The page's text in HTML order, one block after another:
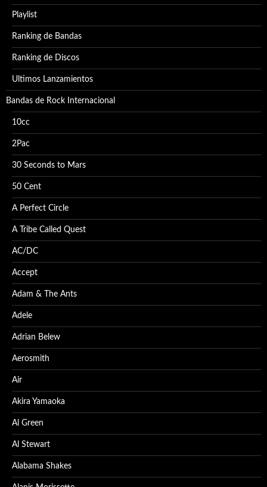
Playlist
Ranking de Bandas
Ranking de Discos
Ultimos Lanzamientos
Bandas de Rock Internacional
10cc
2Pac
30 Seconds to Mars
50 Cent
A Perfect Circle
A Tribe Called Quest
AC/DC
Accept
Adam & The Ants
Adele
Adrian Belew
Aerosmith
Air
Akira Yamaoka
Al Green
Al Stewart
Alabama Shakes